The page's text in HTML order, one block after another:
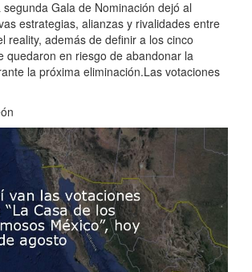
Gala de Nominación dejó al
estrategias, alianzas y rivalidades entre
reality, además de definir a los cinco
quedaron en riesgo de abandonar la
la próxima eliminación.Las votaciones